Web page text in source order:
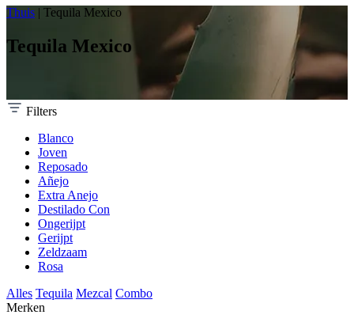
Thuis | Tequila Mexico
Tequila Mexico
Filters
Blanco
Joven
Reposado
Añejo
Extra Anejo
Destilado Con
Ongerijpt
Gerijpt
Zeldzaam
Rosa
Alles Tequila Mezcal Combo
Merken